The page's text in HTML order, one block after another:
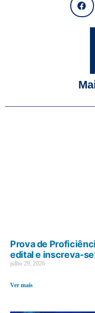
Prova de
edital e inscreva-
julho 29, 2026
Ver mais